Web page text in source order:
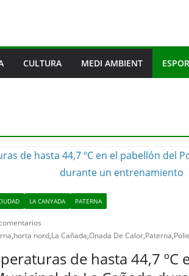
CULTURA MEDI AMBIENT
LA CANYADA PATERNA
,horta nord,La Cañada,Onada De Calor,Paterna,
de hasta 44,7 ºC